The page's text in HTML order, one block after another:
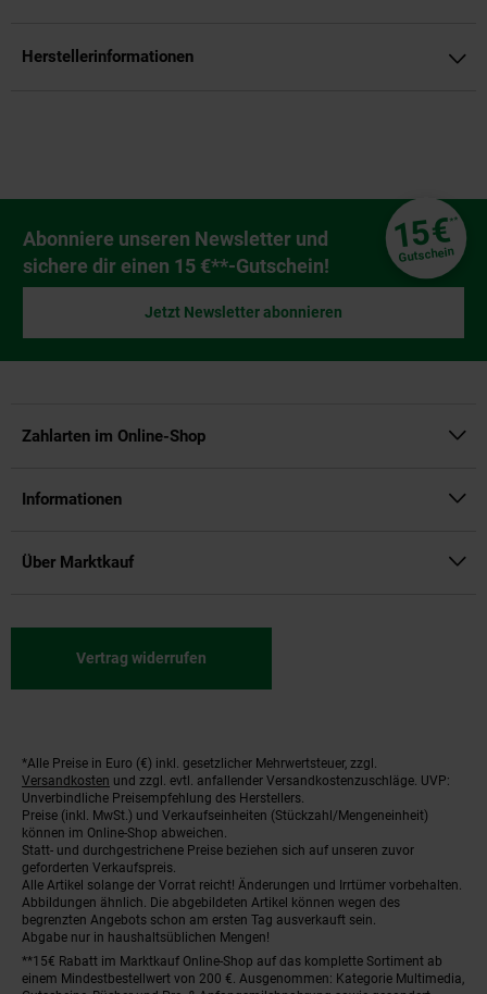
Herstellerinformationen
Newsletter Anmeldung
Abonniere unseren Newsletter und
sichere dir einen 15 €**-Gutschein!
15€**
Gutschein
Jetzt Newsletter abonnieren
Zahlarten im Online-Shop
Informationen
Über Marktkauf
Vertrag widerrufen
Fußnoten
*Alle Preise in Euro (€) inkl. gesetzlicher Mehrwertsteuer, zzgl.
Versandkosten und zzgl. evtl. anfallender Versandkostenzuschläge. UVP:
Unverbindliche Preisempfehlung des Herstellers.
Preise (inkl. MwSt.) und Verkaufseinheiten (Stückzahl/Mengeneinheit)
können im Online-Shop abweichen.
Statt- und durchgestrichene Preise beziehen sich auf unseren zuvor
geforderten Verkaufspreis.
Alle Artikel solange der Vorrat reicht! Änderungen und Irrtümer vorbehalten.
Abbildungen ähnlich. Die abgebildeten Artikel können wegen des
begrenzten Angebots schon am ersten Tag ausverkauft sein.
Abgabe nur in haushaltsüblichen Mengen!
**15€ Rabatt im Marktkauf Online-Shop auf das komplette Sortiment ab
einem Mindestbestellwert von 200 €. Ausgenommen: Kategorie Multimedia,